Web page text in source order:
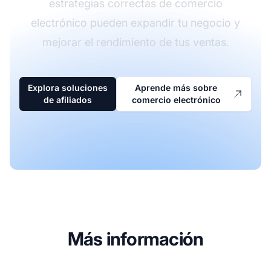
estrategias correctas de comercio
electrónico pueden expandir tu negocio y
mejorar el rendimiento de tus ventas.
Explora soluciones
de afiliados
Aprende más sobre
comercio electrónico
Más información